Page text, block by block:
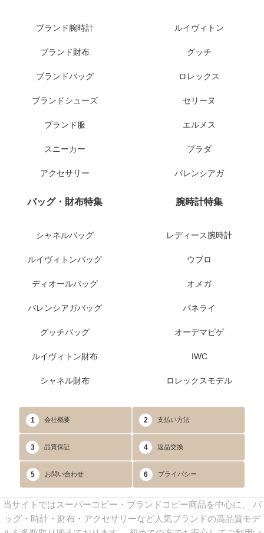
ブランド腕時計
ブランド財布
ブランドバッグ
ブランドシューズ
ブランド服
スニーカー
アクセサリー
ルイヴィトン
グッチ
ロレックス
セリーヌ
エルメス
プラダ
バレンシアガ
バッグ・財布特集
シャネルバッグ
ルイヴィトンバッグ
ディオールバッグ
バレンシアガバッグ
グッチバッグ
ルイヴィトン財布
シャネル財布
腕時計特集
レディース腕時計
ウブロ
オメガ
パネライ
オーデマピゲ
IWC
ロレックスモデル
1 会社概要 2 支払い方法
3 品質保証 4 返品交換
5 お問い合わせ 6 プライバシー
当サイトではスーパーコピー・ブランドコピー商品を中心に、 バ
ッグ・時計・財布・アクセサリーなど人気ブランドの高品質モデ